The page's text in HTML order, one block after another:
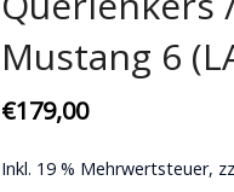
Mustang 6
€179,00
Inkl. 19 % Mehrwertsteuer,